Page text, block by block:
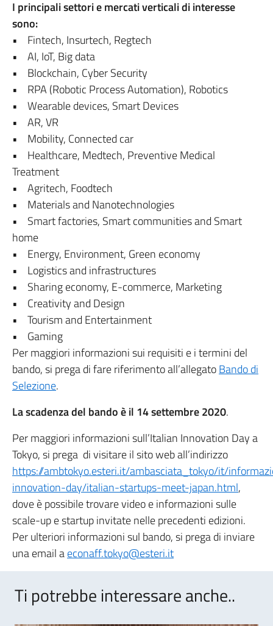
I principali settori e mercati verticali di interesse
sono:
• Fintech, Insurtech, Regtech
• AI, IoT, Big data
• Blockchain, Cyber Security
• RPA (Robotic Process Automation), Robotics
• Wearable devices, Smart Devices
• AR, VR
• Mobility, Connected car
• Healthcare, Medtech, Preventive Medical
Treatment
• Agritech, Foodtech
• Materials and Nanotechnologies
• Smart factories, Smart communities and Smart
home
• Energy, Environment, Green economy
• Logistics and infrastructures
• Sharing economy, E-commerce, Marketing
• Creativity and Design
• Tourism and Entertainment
• Gaming
Per maggiori informazioni sui requisiti e i termini del
bando, si prega di fare riferimento all’allegatoBando di
Selezione.
La scadenza del bando è il 14 settembre 2020.
Per maggiori informazioni sull’Italian Innovation Day a
Tokyo, si prega di visitare il sito web all’indirizzo
https://ambtokyo.esteri.it/ambasciata_tokyo/it/
innovation-day/italian-startups-meet-japan.html,
dove è possibile trovare video e informazioni sulle
scale-up e startup invitate nelle precedenti edizioni.
Per ulteriori informazioni sul bando, si prega di inviare
una email aeconaff.tokyo@esteri.it
Ti potrebbe interessare anche..